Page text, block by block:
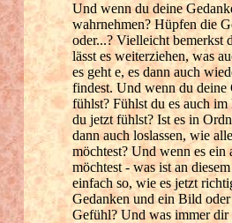
Und wenn du deine
wahrnehmen? Hüpfen die
oder...? Vielleicht bemerkst
lässt es weiterziehen, was
es geht e, es dann auch
findest. Und wenn du deine
fühlst? Fühlst du es auch
du jetzt fühlst? Ist es in
dann auch loslassen, wie
möchtest? Und wenn es ein
möchtest - was ist an
einfach so, wie es jetzt
Gedanken und ein Bild
Gefühl? Und was immer